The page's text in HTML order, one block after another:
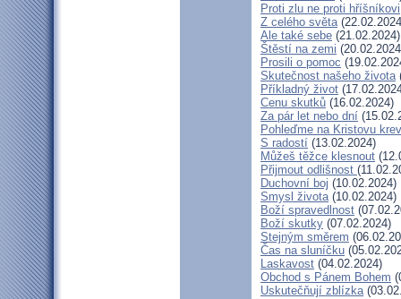
Proti zlu ne proti hříšníkovi
Z celého světa
Ale také sebe (21.02.2024)
Štěstí na zemi
Prosili o pomoc
Skutečnost našeho života
Příkladný život
Cenu skutků (16.02.2024)
Za pár let nebo dní
Pohleďme na Kristovu krev
S radostí (13.02.2024)
Můžeš těžce klesnout
Přijmout odlišnost
Duchovní boj (10.02.2024)
Smysl života(10.02.2024)
Boží spravedlnost
Boží skutky (07.02.2024)
Stejným směrem
Čas na sluníčku
Laskavost (04.02.2024)
Obchod s Pánem Bohem
Uskutečňují zblízka